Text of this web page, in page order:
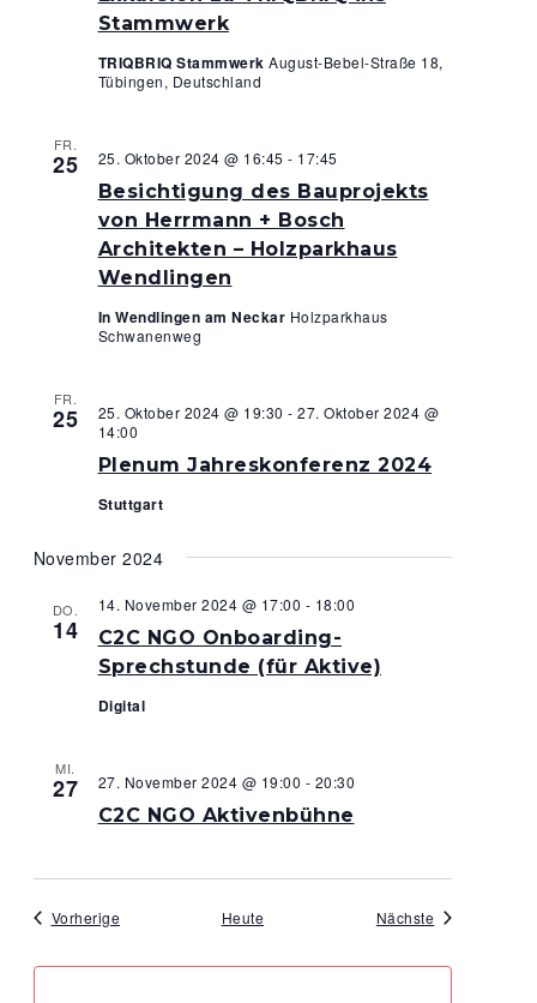
Stammwerk
TRIQBRIQ Stammwerk August-Bebel-Straße 18,
Tübingen, Deutschland
FR.
25
Besichtigung des Bauprojekts
von Herrmann + Bosch
Architekten – Holzparkhaus
Wendlingen
25. Oktober 2024 @ 16:45 - 17:45
In Wendlingen am Neckar Holzparkhaus
Schwanenweg
FR.
25
Plenum Jahreskonferenz 2024
25. Oktober 2024 @ 19:30 - 27. Oktober 2024 @
14:00
Stuttgart
November 2024
DO.
14
C2C NGO Onboarding-
Sprechstunde (für Aktive)
14. November 2024 @ 17:00 - 18:00
Digital
MI.
27
C2C NGO Aktivenbühne
27. November 2024 @ 19:00 - 20:30
Vorherige VeranstaltungenHeute Nächste